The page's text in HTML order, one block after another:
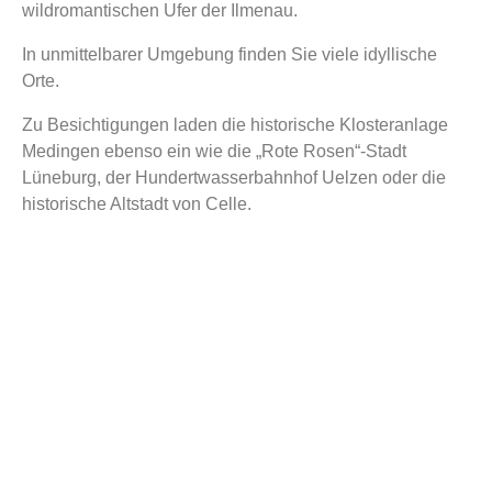
wildromantischen Ufer der Ilmenau.
In unmittelbarer Umgebung finden Sie viele idyllische
Orte.
Zu Besichtigungen laden die historische Klosteranlage
Medingen ebenso ein wie die „Rote Rosen“-Stadt
Lüneburg, der Hundertwasserbahnhof Uelzen oder die
historische Altstadt von Celle.